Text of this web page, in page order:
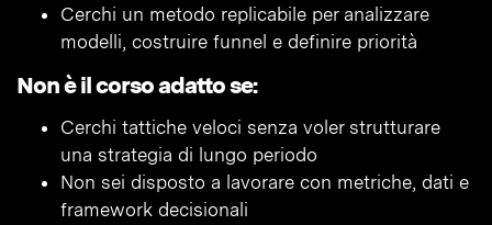
Cerchi un metodo replicabile per analizzare
modelli, costruire funnel e definire priorità
Non è il corso adatto se:
Cerchi tattiche veloci senza voler strutturare
una strategia di lungo periodo
Non sei disposto a lavorare con metriche, dati e
framework decisionali